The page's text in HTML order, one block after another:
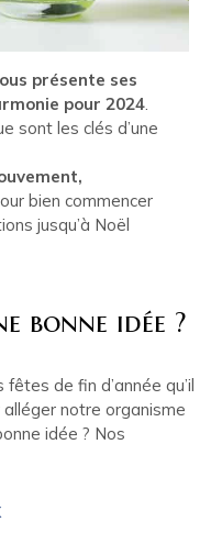
présente ses
pour 2024.
sont les clés d’une
bien commencer
jusqu’à Noël
bonne idée ?
de fin d’année qu’il
notre organisme
idée ? Nos